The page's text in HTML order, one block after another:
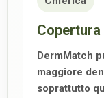
DermMatch
maggiore
soprattutto